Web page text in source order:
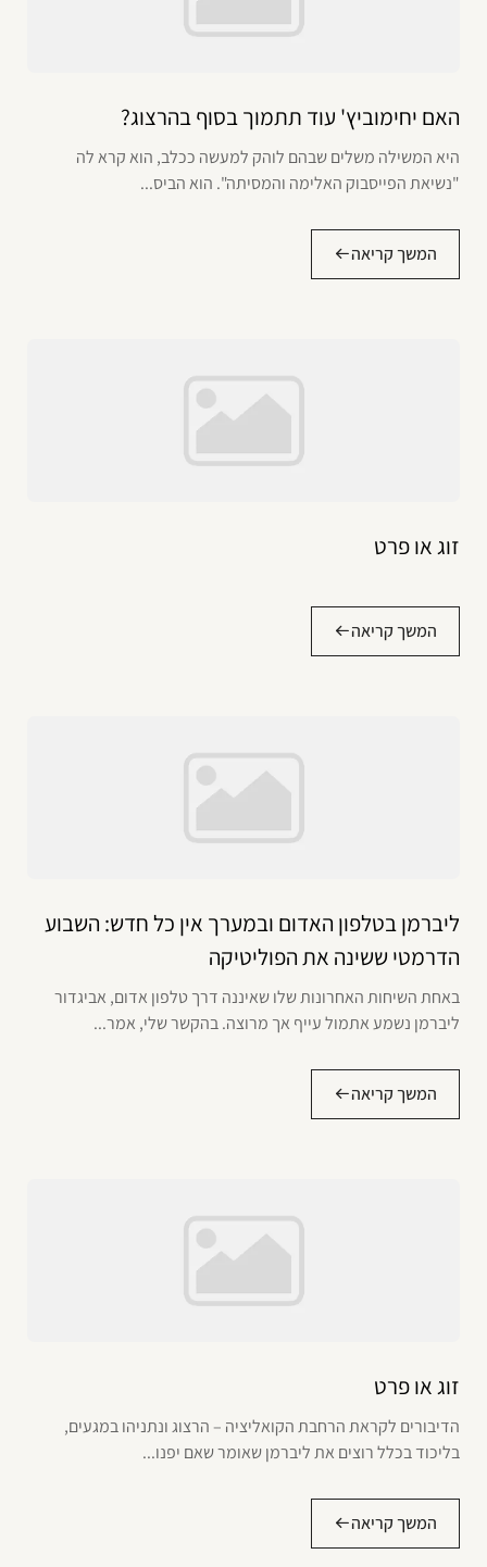
האם יחימוביץ' עוד תתמוך בסוף בהרצוג?
היא המשילה משלים שבהם לוהק למעשה ככלב, הוא קרא לה
"נשיאת הפייסבוק האלימה והמסיתה". הוא הביס...
המשך קריאה
זוג או פרט
המשך קריאה
ליברמן בטלפון האדום ובמערך אין כל חדש: השבוע
הדרמטי ששינה את הפוליטיקה
באחת השיחות האחרונות שלו שאיננה דרך טלפון אדום, אביגדור
ליברמן נשמע אתמול עייף אך מרוצה. בהקשר שלי, אמר...
המשך קריאה
זוג או פרט
הדיבורים לקראת הרחבת הקואליציה – הרצוג ונתניהו במגעים,
בליכוד בכלל רוצים את ליברמן שאומר שאם יפנו...
המשך קריאה